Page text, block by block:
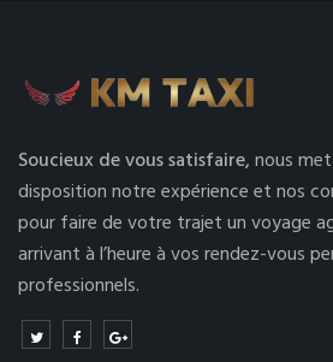
Soucieux de vous satisfaire,nous
disposition notre expérience et nos
pour faire de votre trajet un voyage
arrivant à l’heure à vos rendez-vous
professionnels.